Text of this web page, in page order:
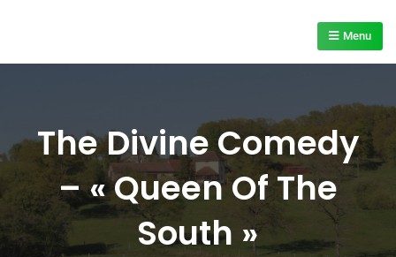
Menu
The Divine Comedy
– « Queen Of The
South »